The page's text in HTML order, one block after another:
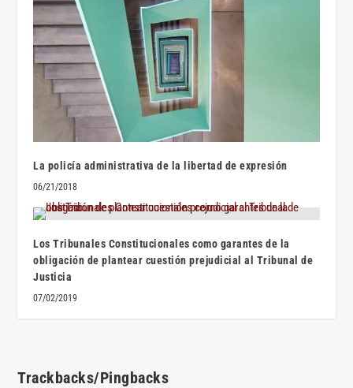
La policía administrativa de la libertad de expresión
06/21/2018
Los Tribunales Constitucionales como garantes de la
obligación de plantear cuestión prejudicial al Tribunal de
Justicia
07/02/2019
Trackbacks/Pingbacks